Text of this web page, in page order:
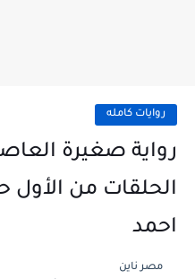
روايات كامله
رواية صغيرة
الحلقات من الأول
احمد
مصر ناين